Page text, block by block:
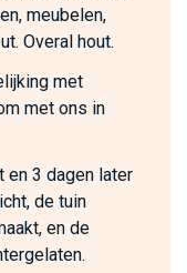
meubelen,
Overal hout.
met
met ons in
en 3 dagen later
de tuin
en de